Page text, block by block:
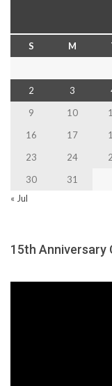
S M
2
3
9
10
16
17
23
24
30
31
« Jul
15th Anniversary